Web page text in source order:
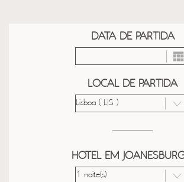
DATA DE PARTIDA
LOCAL DE PARTIDA
HOTEL EM